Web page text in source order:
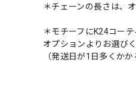
＊チェーンの長さは、
＊モチーフにK24コー
オプションよりお選びく
（発送日が1日多くかか